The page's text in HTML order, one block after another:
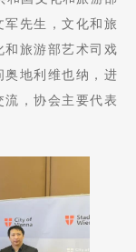
先生，文化和旅
旅游部艺术司戏
地利维也纳，进
，协会主要代表